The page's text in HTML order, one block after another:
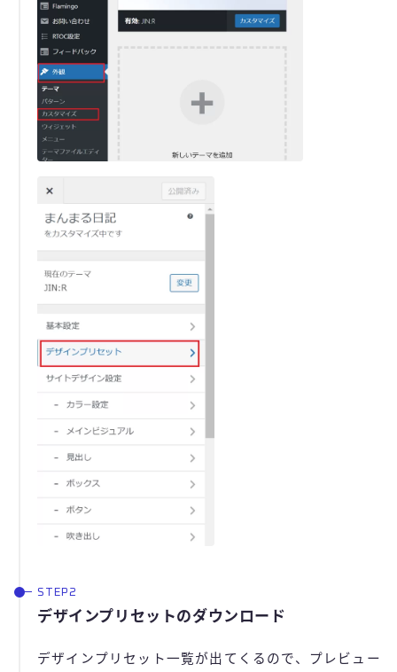
デザインプリセットのダウンロード
デザインプリセット一覧が出てくるので、プレビュー